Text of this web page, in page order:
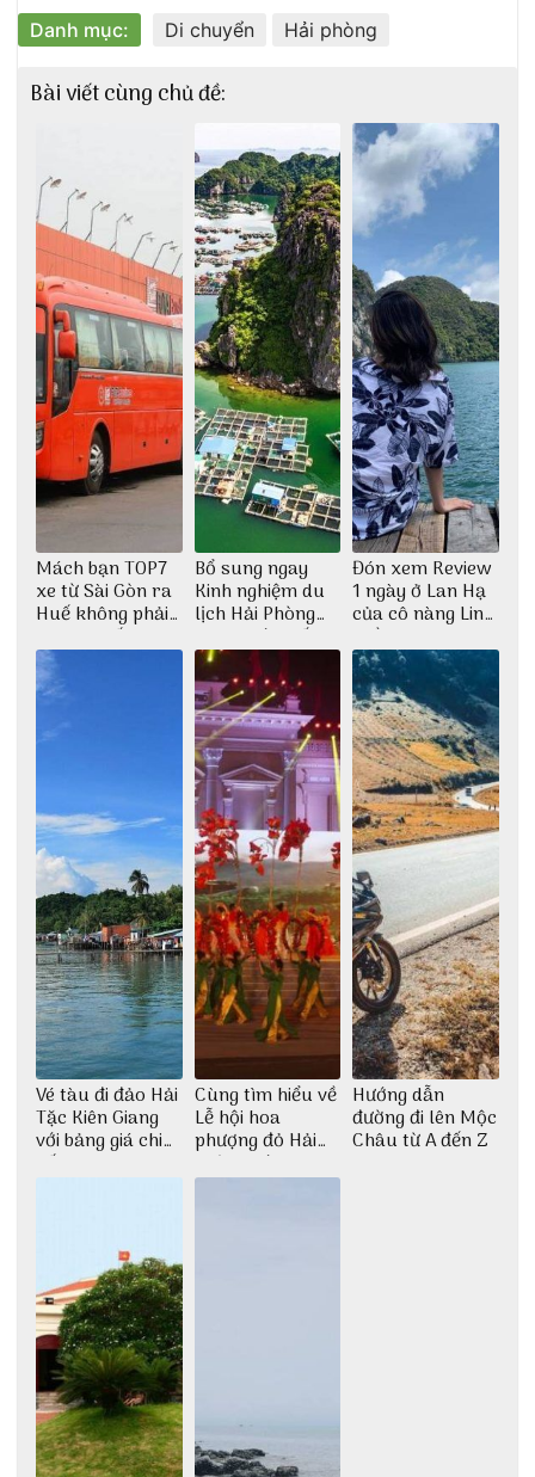
Danh mục: Di chuyển Hải phòng
Bài viết cùng chủ đề:
Mách bạn TOP7
xe từ Sài Gòn ra
Huế không phải
ai cũng biết
Bổ sung ngay
Kinh nghiệm du
lịch Hải Phòng
2022 mới nhất
Đón xem Review
1 ngày ở Lan Hạ
của cô nàng Linh
Trần
Vé tàu đi đảo Hải
Tặc Kiên Giang
với bảng giá chi
tiết
Cùng tìm hiểu về
Lễ hội hoa
phượng đỏ Hải
Phòng với 3vi.vn
Hướng dẫn
đường đi lên Mộc
Châu từ A đến Z